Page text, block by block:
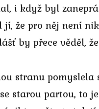
i když byl
jí, že pro něj není
by přece věděl,
stranu pomyslela
starou partou, to